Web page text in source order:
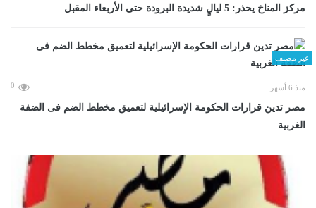
مركز المناخ يحذر: 5 ليالٍ شديدة البرودة حتى الأربعاء المقبل
غير مصنف
منذ 6 أشهر 0
مصر تدين قرارات الحكومة الإسرائيلية لتعميق مخطط الضم فى الضفة
الغربية